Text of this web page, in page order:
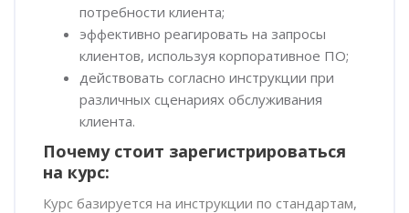
потребности клиента;
эффективно реагировать на запросы
клиентов, используя корпоративное ПО;
действовать согласно инструкции при
различных сценариях обслуживания
клиента.
Почему стоит зарегистрироваться
на курс:
Курс базируется на инструкции по стандартам,